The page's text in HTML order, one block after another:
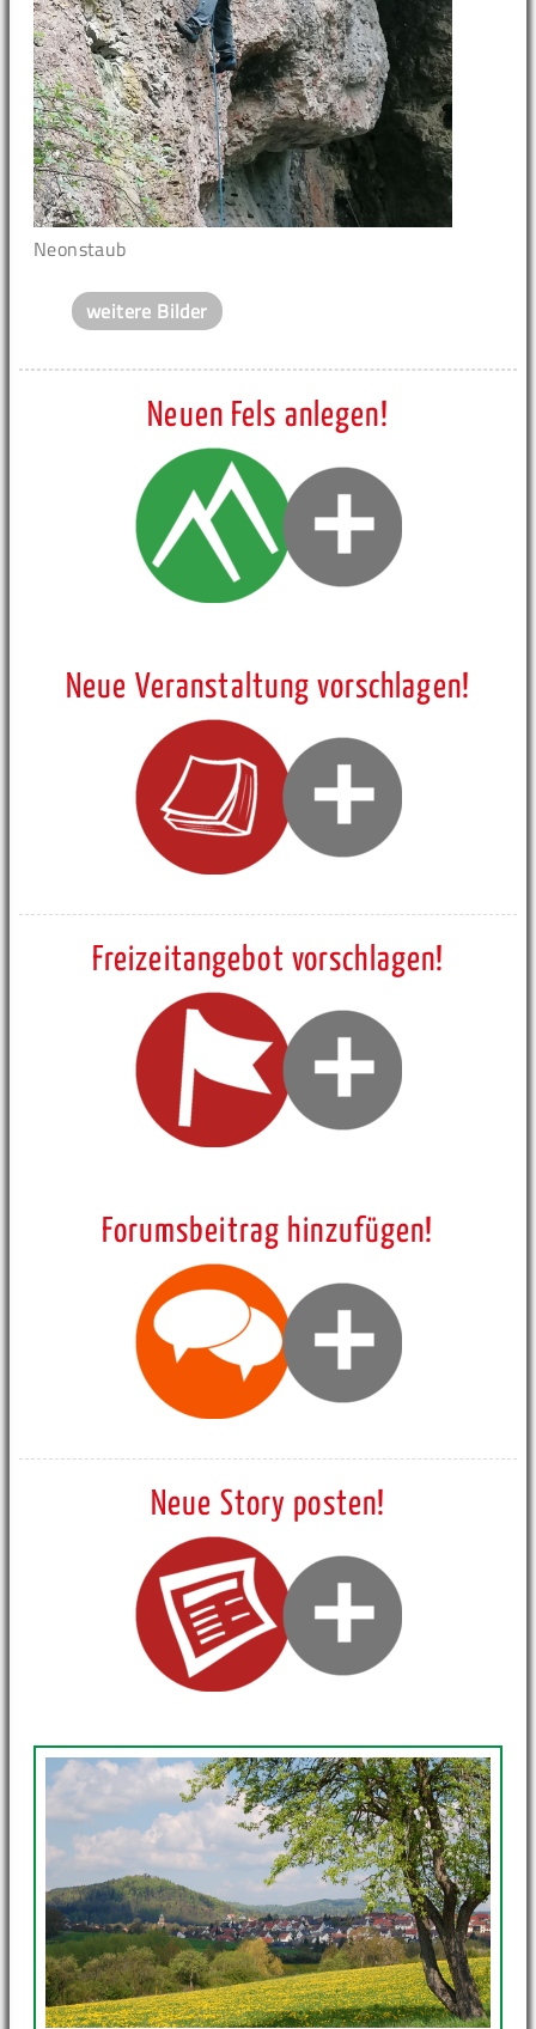
Neonstaub
weitere Bilder
Neuen Fels anlegen!
Neue Veranstaltung vorschlagen!
Freizeitangebot vorschlagen!
Forumsbeitrag hinzufügen!
Neue Story posten!